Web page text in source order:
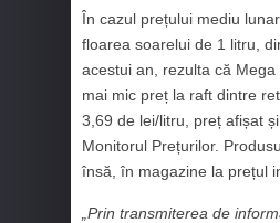
În cazul prețului mediu
floarea soarelui de 1 litru,
acestui an, rezulta că
mai mic preț la raft dintre
3,69 de lei/litru, preț afișat
Monitorul Prețurilor.
însă, în magazine la prețul
„Prin transmiterea de